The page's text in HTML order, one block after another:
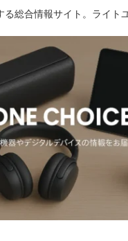
総合情報サイト。ライト